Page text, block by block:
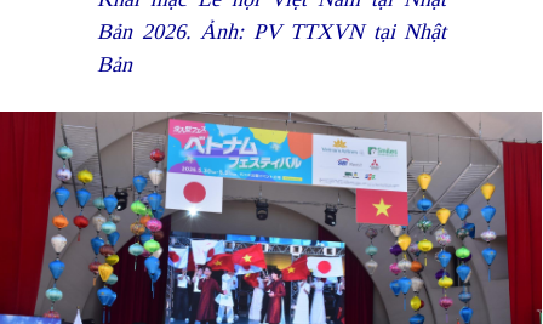
Bản 2026. Ảnh: PV TTXVN tại Nhật
Bản